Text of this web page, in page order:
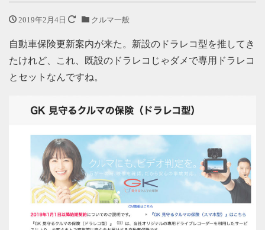
2019年2月4日 クルマ一般
自動車保険更新案内が来た。新設のドラレコ型を推してき
たけれど、これ、既設のドラレコじゃダメで専用ドラレコ
とセットなんですね。